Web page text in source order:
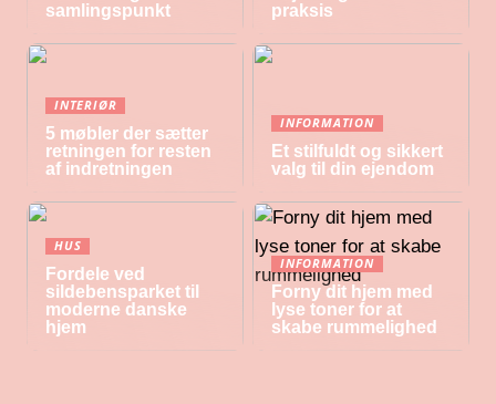
samlingspunkt
praksis
INTERIØR
5 møbler der sætter
retningen for resten
af indretningen
INFORMATION
Et stilfuldt og sikkert
valg til din ejendom
HUS
Fordele ved
sildebensparket til
moderne danske
hjem
INFORMATION
Forny dit hjem med
lyse toner for at
skabe rummelighed